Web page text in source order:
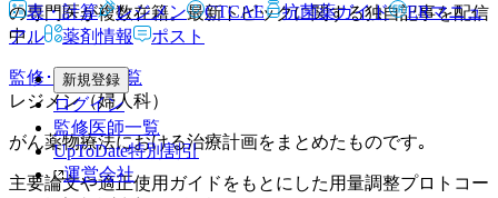
表・計算
レジメン CTCAE 抗菌薬ガイド
ERマニュ
アル
薬剤情報 ポスト
新規登録
ログイン
監修医師一覧
UpToDate特別割引
運営会社
の専門医が複数在籍。最新トピックに関する独自記事を配信
中。
監修･協力医一覧
レジメン（婦人科）
がん薬物療法における治療計画をまとめたものです｡
主要論文や適正使用ガイドをもとにした用量調整プロトコー